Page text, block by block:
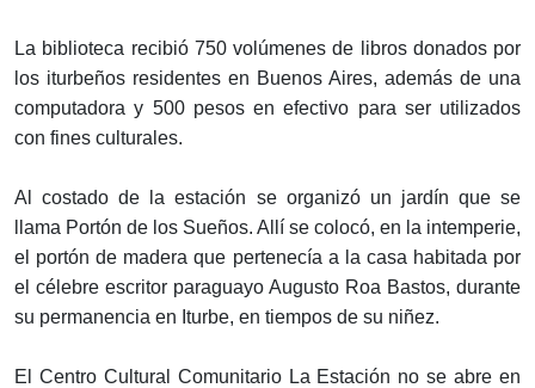
La biblioteca recibió 750 volúmenes de libros donados por
los iturbeños residentes en Buenos Aires, además de una
computadora y 500 pesos en efectivo para ser utilizados
con fines culturales.
Al costado de la estación se organizó un jardín que se
llama Portón de los Sueños. Allí se colocó, en la intemperie,
el portón de madera que pertenecía a la casa habitada por
el célebre escritor paraguayo Augusto Roa Bastos, durante
su permanencia en Iturbe, en tiempos de su niñez.
El Centro Cultural Comunitario La Estación no se abre en